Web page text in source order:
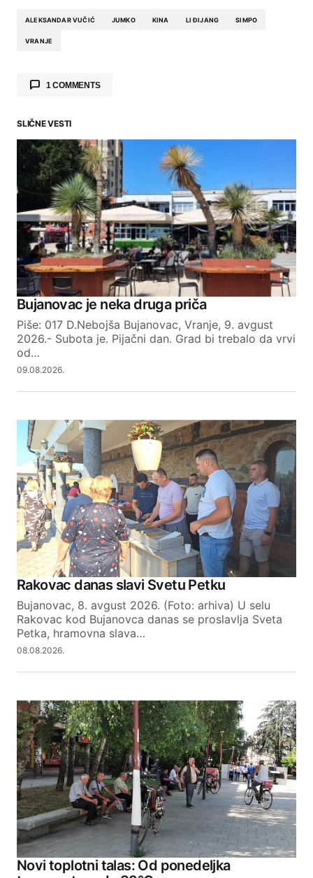
ALEKSANDAR VUČIĆ JUMKO KINA LI ĐIJANG SIMPO
VRANJE
1 COMMENTS
25.05.2026. at 23:25
Hoće, naći će. Ali neki dan od petka tj.
njeknja.
Reply
Your email address will not be published.
Required fields are marked
Your Name
Your E-mail
SUBMIT COMMENT
SLIČNE VESTI
Bujanovac je neka druga priča
Piše: 017 D.Nebojša Bujanovac, Vranje, 9. avgust
2026.- Subota je. Pijačni dan. Grad bi trebalo da vrvi
od…
09.08.2026.
Rakovac danas slavi Svetu Petku
Bujanovac, 8. avgust 2026. (Foto: arhiva) U selu
Rakovac kod Bujanovca danas se proslavlja Sveta
Petka, hramovna slava…
08.08.2026.
Novi toplotni talas: Od ponedeljka